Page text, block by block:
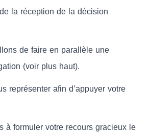
la réception de la décision
de faire en parallèle une
(voir plus haut).
représenter afin d’appuyer votre
à formuler votre recours gracieux le